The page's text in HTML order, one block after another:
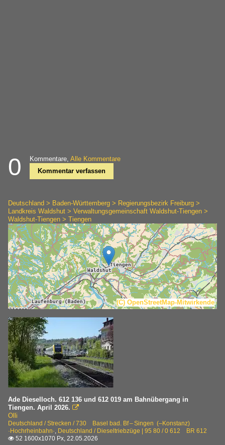
0 Kommentare, Alle Kommentare
Kommentar verfassen
Deutschland > Baden-Württemberg > Regierungsbezirk Freiburg >
Landkreis Waldshut > Verwaltungsgemeinschaft Waldshut-Tiengen >
Waldshut-Tiengen > Tiengen
(C) OpenStreetMap-Mitwirkende
Ade Dieselloch. 612 136 und 612 019 am Bahnübergang in
Tiengen. April 2026. 
Olli
Deutschland / Strecken / 730 Basel bad. Bf – Singen (–Konstanz)
·Hochrheinbahn·, Deutschland / Dieseltriebzüge | 95 80 / 0 612 BR 612
 52 1600x1070 Px, 22.05.2026